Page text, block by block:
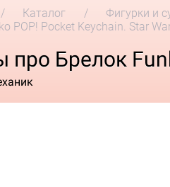
Каталог Фигурки и
POP! Pocket Keychain. Star
про Брелок